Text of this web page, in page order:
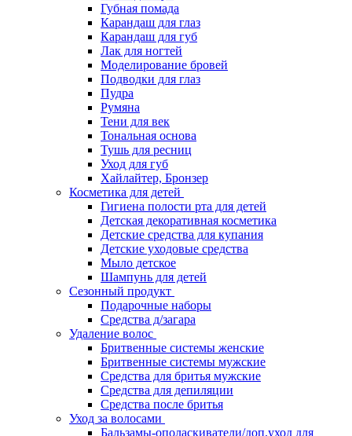
Губная помада
Карандаш для глаз
Карандаш для губ
Лак для ногтей
Моделирование бровей
Подводки для глаз
Пудра
Румяна
Тени для век
Тональная основа
Тушь для ресниц
Уход для губ
Хайлайтер, Бронзер
Косметика для детей
Гигиена полости рта для детей
Детская декоративная косметика
Детские средства для купания
Детские уходовые средства
Мыло детское
Шампунь для детей
Сезонный продукт
Подарочные наборы
Средства д/загара
Удаление волос
Бритвенные системы женские
Бритвенные системы мужские
Средства для бритья мужские
Средства для депиляции
Средства после бритья
Уход за волосами
Бальзамы-ополаскиватели/доп.уход для